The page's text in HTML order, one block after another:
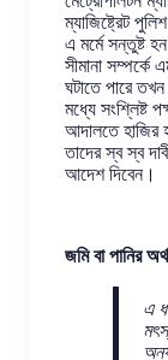
ম্যাজিষ্ট্রেট
এ মর্মে সন্তুষ্ট
সীমানা সম্পর্কে
ঘটাতে পারে তখন
মধ্যে সংশ্লিষ্ট
আদালতে হাজির
তাদের স্ব স্ব
আদেশ দিবেন।
জমি বা পানির
এ